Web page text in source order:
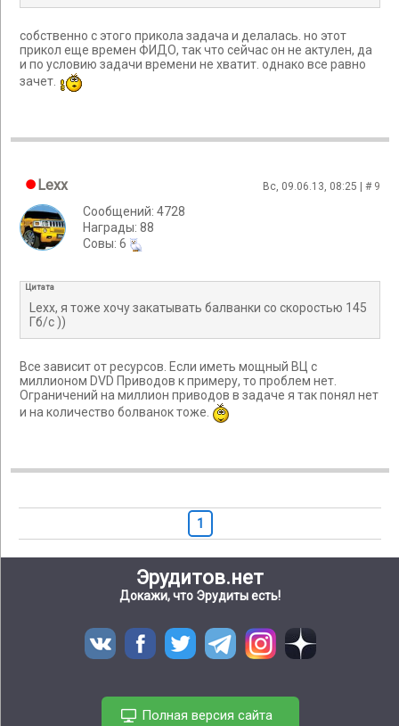
собственно с этого прикола задача и делалась. но этот
прикол еще времен ФИДО, так что сейчас он не актулен, да
и по условию задачи времени не хватит. однако все равно
зачет.
Lexx Вс, 09.06.13, 08:25 | # 9
Сообщений: 4728
Награды: 88
Cовы: 6
Цитата
Lexx, я тоже хочу закатывать балванки со скоростью 145
Гб/с ))
Все зависит от ресурсов. Если иметь мощный ВЦ с
миллионом DVD Приводов к примеру, то проблем нет.
Ограничений на миллион приводов в задаче я так понял нет
и на количество болванок тоже.
1
Эрудитов.нет
Докажи, что Эрудиты есть!
Полная версия сайта